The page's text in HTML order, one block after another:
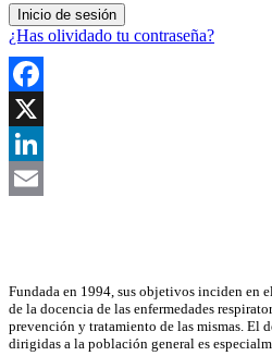
¿Has olividado tu contraseña?
Facebook
X
LinkedIn
Fundada en 1994, sus objetivos inciden en
de la docencia de las enfermedades
prevención y tratamiento de las mismas. El
dirigidas a la población general es